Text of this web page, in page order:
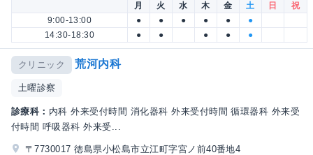
月 火 水 木 金 土 日
祝
9:00-13:00
● ● ● ● ●
●
14:30-18:30
● ● ● ● ●
クリニック 荒河内科
土曜診察
診療科： 内科 外来受付時間 消化器科 外来受付時間 循環器科 外来受
付時間 呼吸器科 外来受...
〒7730017 徳島県小松島市立江町字宮ノ前40番地4